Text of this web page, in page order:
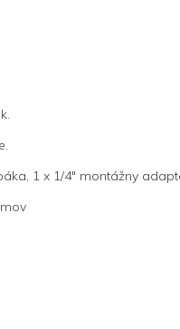
1 x 1/4" montážny